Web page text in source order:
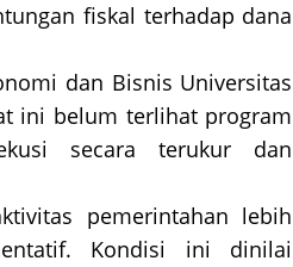
fiskal terhadap dana
dan Bisnis Universitas
ini belum terlihat program
secara terukur dan
pemerintahan lebih
Kondisi ini dinilai